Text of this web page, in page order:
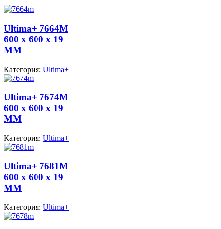
Ultima+ 7664M
600 x 600 x 19
MM
Категория: Ultima+
Ultima+ 7674M
600 x 600 x 19
MM
Категория: Ultima+
Ultima+ 7681M
600 x 600 x 19
MM
Категория: Ultima+